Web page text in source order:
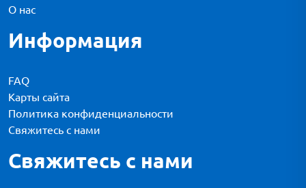
О нас
Информация
FAQ
Карты сайта
Политика конфиденциальности
Свяжитесь с нами
Свяжитесь с нами